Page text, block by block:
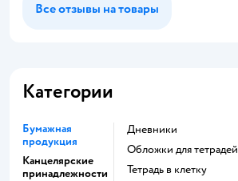
Все отзывы на товары
Категории
Бумажная
продукция
Канцелярские
принадлежности
Дневники
Обложки для тетрадей
Тетрадь в клетку